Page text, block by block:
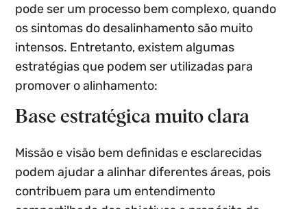
pode ser um processo bem complexo, quando
os sintomas do desalinhamento são muito
intensos. Entretanto, existem algumas
estratégias que podem ser utilizadas para
promover o alinhamento:
Base estratégica muito clara
Missão e visão bem definidas e esclarecidas
podem ajudar a alinhar diferentes áreas, pois
contribuem para um entendimento